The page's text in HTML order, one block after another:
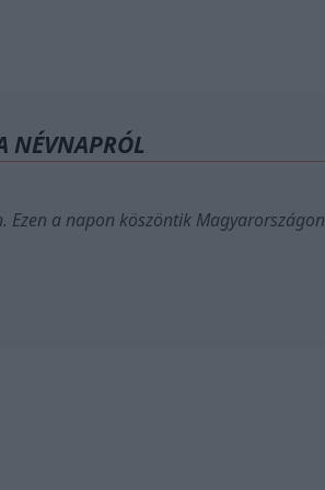
NÉVNAPRÓL
Ezen a napon köszöntik Magyarországon